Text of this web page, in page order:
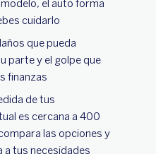
el auto forma
cuidarlo
que pueda
parte y el golpe que
finanzas
de tus
es cercana a 400
las opciones y
a tus necesidades